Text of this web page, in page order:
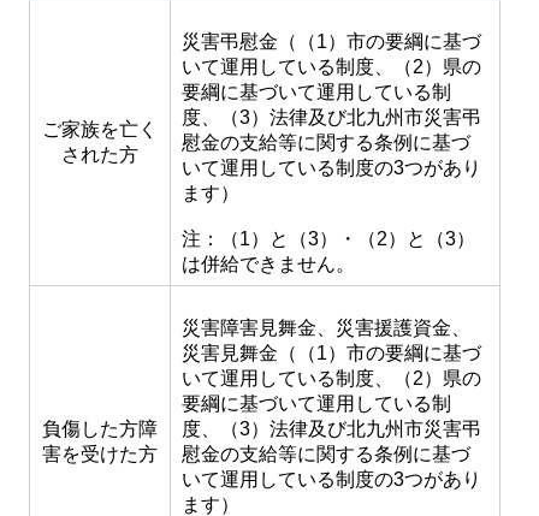
ご家族を亡く
された方
災害弔慰金（（1）市の要綱に基づ
いて運用している制度、（2）県の
要綱に基づいて運用している制
度、（3）法律及び北九州市災害弔
慰金の支給等に関する条例に基づ
いて運用している制度の3つがあり
ます）
注：（1）と（3）・（2）と（3）
は併給できません。
負傷した方障
害を受けた方
災害障害見舞金、災害援護資金、
災害見舞金（（1）市の要綱に基づ
いて運用している制度、（2）県の
要綱に基づいて運用している制
度、（3）法律及び北九州市災害弔
慰金の支給等に関する条例に基づ
いて運用している制度の3つがあり
ます）